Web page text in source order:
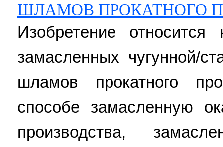
ШЛАМОВ ПРОКАТНОГО
Изобретение относится
замасленных чугунной/
шламов прокатного
способе замасленную
производства,